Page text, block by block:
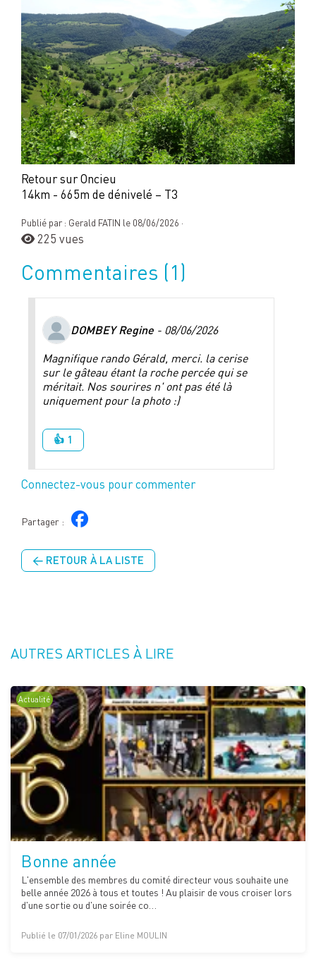
Retour sur Oncieu
14km - 665m de dénivelé – T3
Publié par : Gerald FATIN le 08/06/2026 ·
225 vues
Commentaires (1)
DOMBEY Regine - 08/06/2026
Magnifique rando Gérald, merci. la cerise
sur le gâteau étant la roche percée qui se
méritait. Nos sourires n' ont pas été là
uniquement pour la photo :)
👍 1
Connectez-vous pour commenter
Partager :
← RETOUR À LA LISTE
AUTRES ARTICLES À LIRE
Actualité
Bonne année
L'ensemble des membres du comité directeur vous souhaite une
belle année 2026 à tous et toutes ! Au plaisir de vous croiser lors
d'une sortie ou d'une soirée co…
Publié le 07/01/2026 par Eline MOULIN